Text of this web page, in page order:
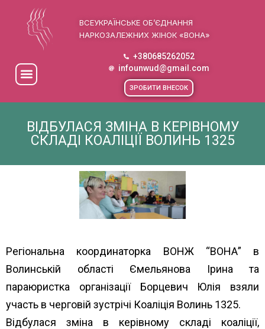
ВСЕУКРАЇНСЬКЕ ОБ’ЄДНАННЯ
НАРКОЗАЛЕЖНИХ ЖІНОК «ВОНА»
+380685262052
infounwud@gmail.com
ЗРОБИТИ ВНЕСОК
ВІДБУЛАСЯ ЗМІНА В КЕРІВНОМУ
СКЛАДІ КОАЛІЦІЇ ВОЛИНЬ 1325
Регіональна координаторка ВОНЖ “ВОНА” в
Волинській області Ємельянова Ірина та
параюристка організації Борцевич Юлія взяли
участь в черговій зустрічі Коаліція Волинь 1325.
Відбулася зміна в керівному складі коаліції,